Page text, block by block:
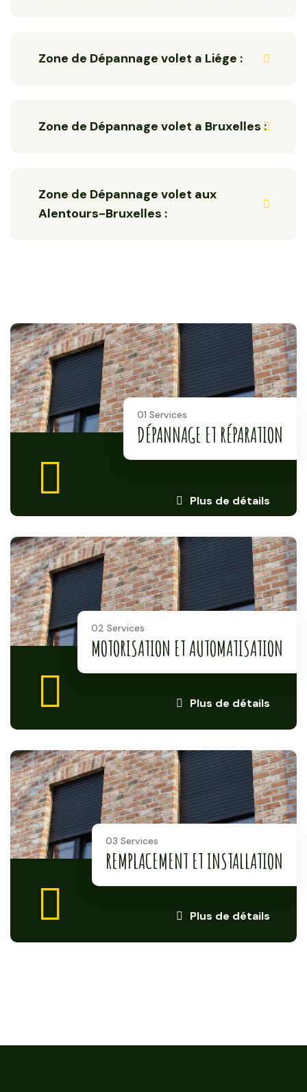
Zone de Dépannage volet a Liége :
Zone de Dépannage volet a Bruxelles :
Zone de Dépannage volet aux
Alentours-Bruxelles :
Plus de détails
01 Services
DÉPANNAGE ET RÉPARATION
Plus de détails
02 Services
MOTORISATION ET AUTOMATISATION
Plus de détails
03 Services
REMPLACEMENT ET INSTALLATION